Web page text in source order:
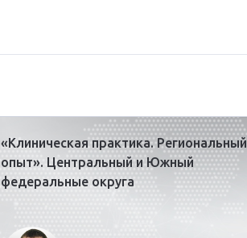
«Клиническая практика. Региональный
опыт». Центральный и Южный
федеральные округа